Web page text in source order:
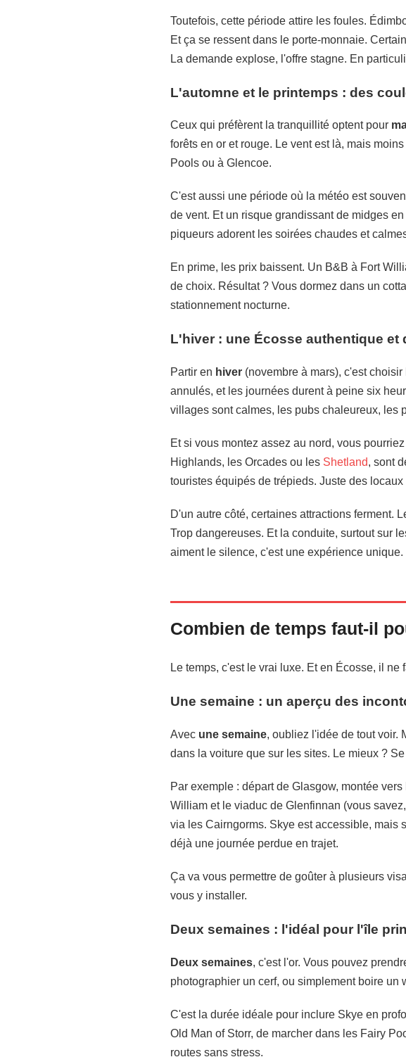
Toutefois, cette période attire les foules.
Et ça se ressent dans le porte-monnaie.
La demande explose, l'offre stagne. En
L'automne et le printemps : des
Ceux qui préfèrent la tranquillité optent pour
forêts en or et rouge. Le vent est là, mais
Pools ou à Glencoe.
C'est aussi une période où la météo est
de vent. Et un risque grandissant de midges
piqueurs adorent les soirées chaudes et
En prime, les prix baissent. Un B&B à Fort
de choix. Résultat ? Vous dormez dans un
stationnement nocturne.
L'hiver : une Écosse authentique et
Partir en hiver (novembre à mars), c'est
annulés, et les journées durent à peine six
villages sont calmes, les pubs chaleureux, les
Et si vous montez assez au nord, vous
Highlands, les Orcades ou les Shetland, sont
touristes équipés de trépieds. Juste des
D'un autre côté, certaines attractions ferment.
Trop dangereuses. Et la conduite, surtout sur
aiment le silence, c'est une expérience unique.
Combien de temps faut-il
Le temps, c'est le vrai luxe. Et en Écosse, il ne
Une semaine : un aperçu des
Avec une semaine, oubliez l'idée de tout voir.
dans la voiture que sur les sites. Le mieux ?
Par exemple : départ de Glasgow, montée
William et le viaduc de Glenfinnan (vous
via les Cairngorms. Skye est accessible, mais
déjà une journée perdue en trajet.
Ça va vous permettre de goûter à plusieurs
vous y installer.
Deux semaines : l'idéal pour l'île
Deux semaines, c'est l'or. Vous pouvez
photographier un cerf, ou simplement boire un
C'est la durée idéale pour inclure Skye en
Old Man of Storr, de marcher dans les Fairy
routes sans stress.